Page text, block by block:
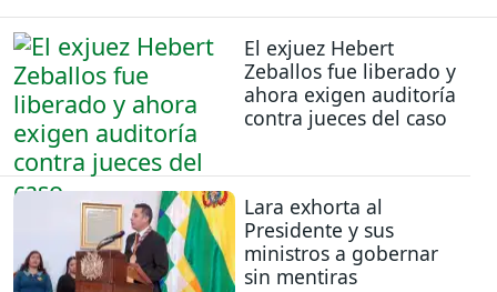
El exjuez Hebert
Zeballos fue liberado y
ahora exigen auditoría
contra jueces del caso
Lara exhorta al
Presidente y sus
ministros a gobernar
sin mentiras